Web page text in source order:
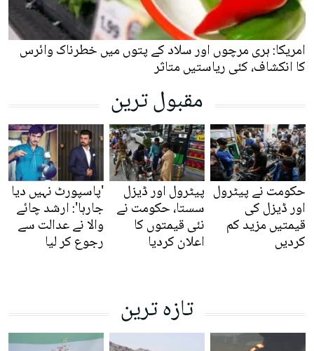
امریکا: ہری مرچوں اور سلاد کے پتوں میں خطرناک وائرس
کا انکشاف، کئی ریاستیں متاثر
مقبول ترین
حکومت نے پیٹرول
اور ڈیزل کی
قیمتیں مزید کم
کردیں
پیٹرول اور ڈیزل
سستا، حکومت نے
نئی قیمتوں کا
اعلان کردیا
'پاسپورٹ نہیں دیا
جارہا': ارشد چائے
والا نے عدالت سے
رجوع کر لیا
تازہ ترین